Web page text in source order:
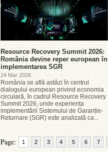
Resource Recovery Summit 2026:
România devine reper european în
implementarea SGR
24 Mar 2026
România se află astăzi în centrul
dialogului european privind economia
circulară, în cadrul Resource Recovery
Summit 2026, unde experiența
implementării Sistemului de Garanție-
Returnare (SGR) este analizată ca...
Page: 1 2 3 4 5 6 7